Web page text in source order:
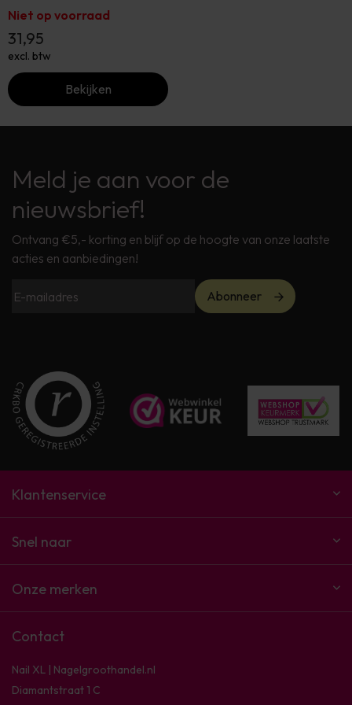
Niet op voorraad
31,95
excl. btw
Bekijken
Meld je aan voor de
nieuwsbrief!
Ontvang €5,- korting en blijf op de hoogte van onze laatste
acties en aanbiedingen!
Abonneer
Klantenservice
Snel naar
Onze merken
Contact
Nail XL | Nagelgroothandel.nl
Diamantstraat 1 C